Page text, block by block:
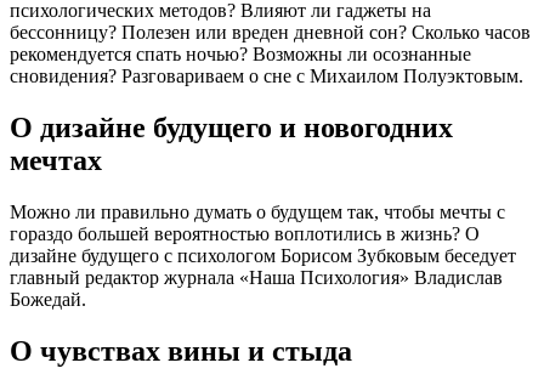
психологических методов? Влияют ли гаджеты на
бессонницу? Полезен или вреден дневной сон? Сколько часов
рекомендуется спать ночью? Возможны ли осознанные
сновидения? Разговариваем о сне с Михаилом Полуэктовым.
О дизайне будущего и новогодних
мечтах
Можно ли правильно думать о будущем так, чтобы мечты с
гораздо большей вероятностью воплотились в жизнь? О
дизайне будущего с психологом Борисом Зубковым беседует
главный редактор журнала «Наша Психология» Владислав
Божедай.
О чувствах вины и стыда